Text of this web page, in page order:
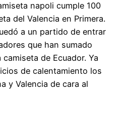
napoli cumple 100
del Valencia en Primera.
a un partido de entrar
que han sumado
de Ecuador. Ya
de calentamiento los
y Valencia de cara al